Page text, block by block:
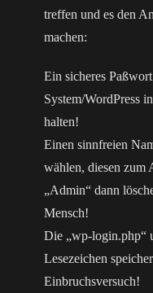
treffen und es den
machen:
Ein sicheres
System/WordPress
halten!
Einen sinnfreien
wählen, diesen zum
„Admin“ dann
Mensch!
Die „wp-login.php“
Lesezeichen
Einbruchsversuch!